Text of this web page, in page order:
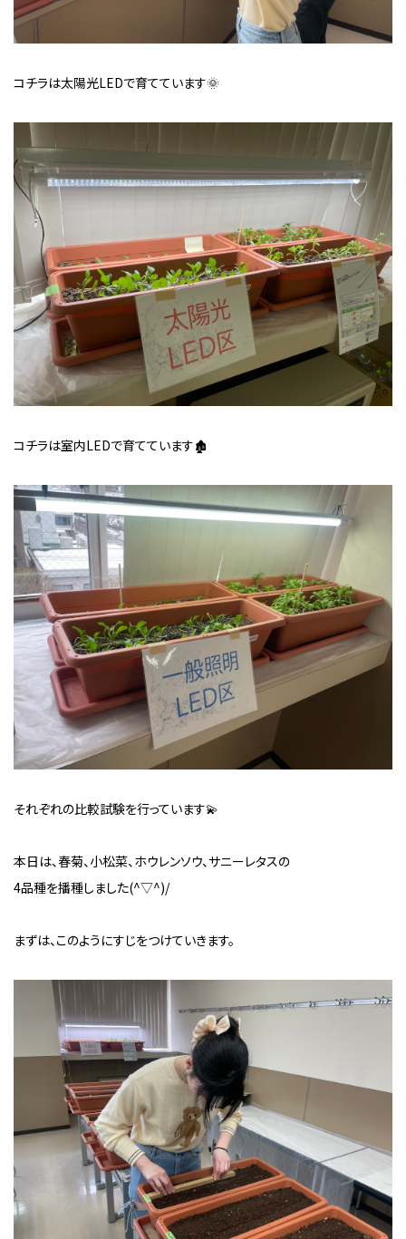
コチラは太陽光LEDで育てています🌞
コチラは室内LEDで育てています🏚
それぞれの比較試験を行っています💫
本日は、春菊、小松菜、ホウレンソウ、サニーレタスの
4品種を播種しました(^▽^)/
まずは、このようにすじをつけていきます。